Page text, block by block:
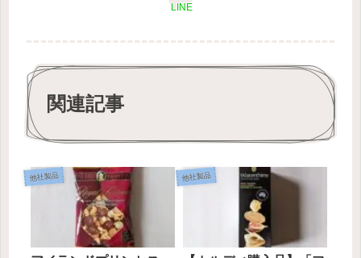
LINE
関連記事
他社製品 他社製品